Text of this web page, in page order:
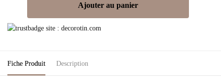
Ajouter au panier
Fiche Produit Description